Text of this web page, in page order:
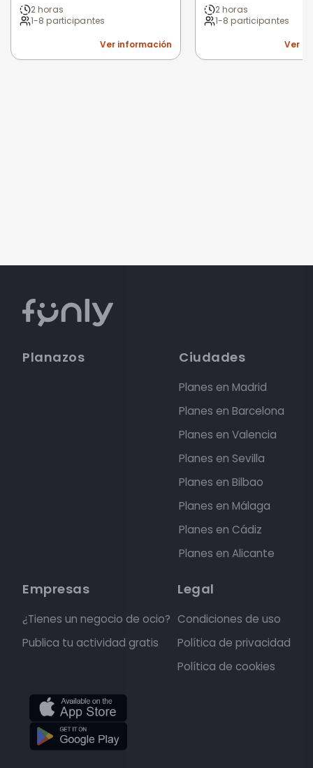
2 horas
1-8 participantes
Ver información
2 horas
1-8 participantes
Ver
Planazos Ciudades
Planes en Madrid
Planes en Barcelona
Planes en Valencia
Planes en Sevilla
Planes en Bilbao
Planes en Málaga
Planes en Cádiz
Planes en Alicante
Empresas
¿Tienes un negocio de ocio?
Publica tu actividad gratis
Legal
Condiciones de uso
Política de privacidad
Política de cookies